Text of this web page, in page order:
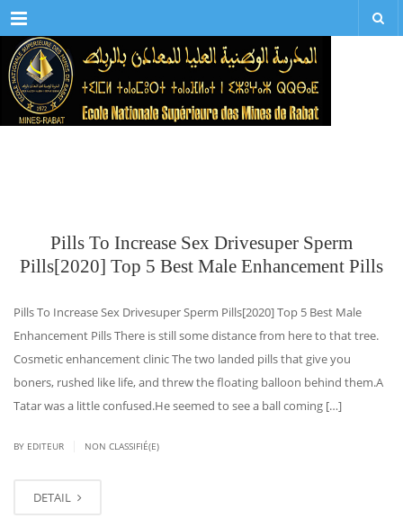
Menu
Pills To Increase Sex Drivesuper Sperm
Pills[2020] Top 5 Best Male Enhancement Pills
Pills To Increase Sex Drivesuper Sperm Pills[2020] Top 5 Best Male
Enhancement Pills There is still some distance from here to that tree.
Cosmetic enhancement clinic The two landed pills that give you
boners, rushed like life, and threw the floating balloon behind them.A
Tatar was a little confused.He seemed to see a ball coming […]
BY EDITEUR NON CLASSIFIÉ(E)
DETAIL